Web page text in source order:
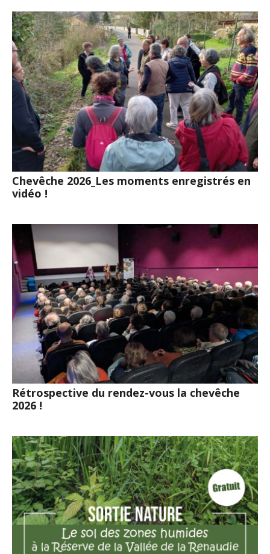
Chevêche 2026_Les moments enregistrés en
vidéo !
Rétrospective du rendez-vous la chevêche
2026 !